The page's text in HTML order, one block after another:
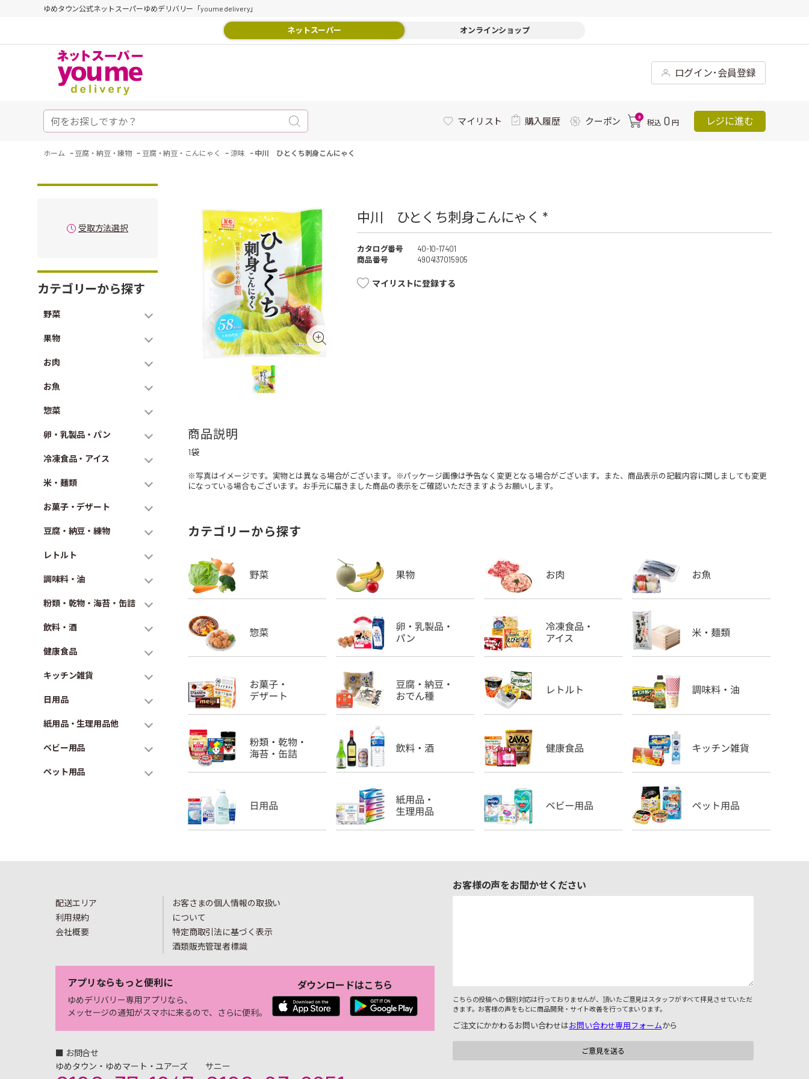
ゆめタウン公式ネットスーパーゆめデリバリー「youme delivery」
ネットスーパー オンラインショップ
ログイン･会員登録
マイリスト 購入履歴 クーポン 0
税込 0 円 レジに進む
ホーム - 豆腐・納豆・練物 - 豆腐・納豆・こんにゃく -涼味 - 中川 ひとくち刺身こんにゃく
受取方法選択
カテゴリーから探す
野菜
果物
お肉
お魚
惣菜
卵・乳製品・パン
冷凍食品・アイス
米・麺類
お菓子・デザート
豆腐・納豆・練物
レトルト
調味料・油
粉類・乾物・海苔・缶詰
飲料・酒
健康食品
キッチン雑貨
日用品
紙用品・生理用品他
ベビー用品
ペット用品
中川 ひとくち刺身こんにゃく *
カタログ番号
40-10-17401
商品番号
4904137015905
マイリストに登録する
商品説明
1袋
※写真はイメージです。実物とは異なる場合がございます。※パッケージ画像は予告なく変更となる場合がございます。また、商品表示の記載内容に関しましても変更
になっている場合もございます。お手元に届きました商品の表示をご確認いただきますようお願いします。
カテゴリーから探す
配送エリア
利用規約
会社概要
お客さまの個人情報の取扱い
について
特定商取引法に基づく表示
酒類販売管理者標識
アプリならもっと便利に
ゆめデリバリー専用アプリなら、
メッセージの通知がスマホに来るので、さらに便利。
ダウンロードはこちら
■ お問合せ
ゆめタウン・ゆめマート・ユアーズ
サニー
お客様の声をお聞かせください
こちらの投稿への個別対応は行っておりませんが、頂いたご意見はスタッフがすべて拝見させていただ
きます。お客様の声をもとに商品開発・サイト改善を行ってまいります。
ご注文にかかわるお問い合わせはお問い合わせ専用フォームから